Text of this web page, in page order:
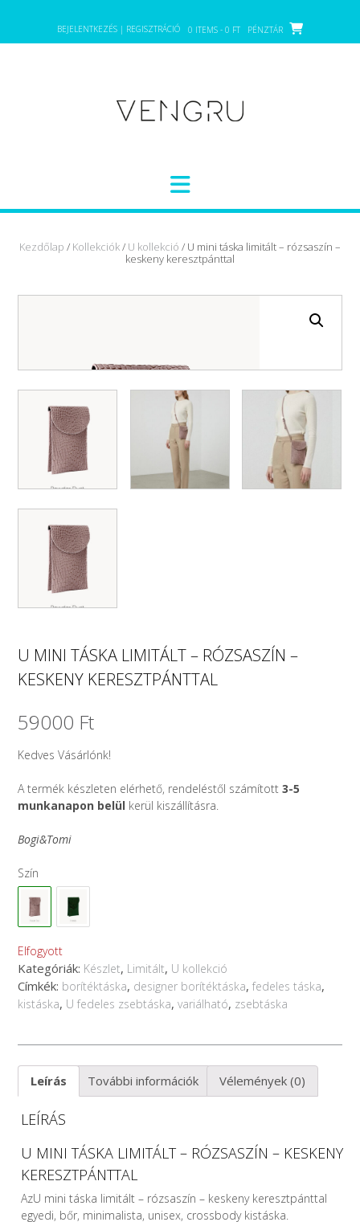
content
BEJELENTKEZÉS | REGISZTRÁCIÓ 0 ITEMS - 0 FT PÉNZTÁR
Kezdőlap / Kollekciók/ U kollekció / U mini táska limitált – rózsaszín –
keskeny keresztpánttal
U MINI TÁSKA LIMITÁLT – RÓZSASZÍN –
KESKENY KERESZTPÁNTTAL
59000 Ft
Kedves Vásárlónk!
A termék készleten elérhető, rendeléstől számított 3-5
munkanapon belül kerül kiszállításra.
Bogi&Tomi
Szín
Elfogyott
Kategóriák: Készlet, Limitált, U kollekció
Címkék: borítéktáska, designer borítéktáska, fedeles táska,
kistáska, U fedeles zsebtáska, variálható, zsebtáska
Leírás További információk Vélemények (0)
LEÍRÁS
U MINI TÁSKA LIMITÁLT – RÓZSASZÍN – KESKENY
KERESZTPÁNTTAL
AzU mini táska limitált – rózsaszín – keskeny keresztpánttal
egyedi, bőr, minimalista, unisex, crossbody kistáska.